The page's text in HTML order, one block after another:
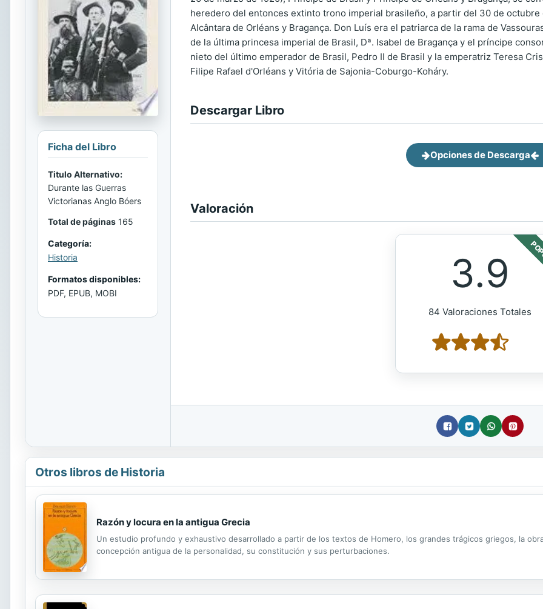
Ficha del Libro
Titulo Alternativo:
Durante las Guerras
Victorianas Anglo Bóers
Total de páginas 165
Categoría:
Historia
Formatos disponibles:
PDF, EPUB, MOBI
heredero del entonces extinto trono imperial brasileño, a partir del 30 de
Alcântara de Orléans y Bragança. Don Luís era el patriarca de la rama de
de la última princesa imperial de Brasil, Dª. Isabel de Bragança y el príncipe
nieto del último emperador de Brasil, Pedro II de Brasil y la emperatriz Teresa
Filipe Rafael d'Orléans y Vitória de Sajonia-Coburgo-Koháry.
Descargar Libro
Opciones de Descarga
Valoración
3.9
84 Valoraciones Totales
Otros libros de Historia
Razón y locura en la antigua Grecia
Un estudio profundo y exhaustivo desarrollado a partir de los textos de Homero, los grandes trágicos griegos, la
concepción antigua de la personalidad, su constitución y sus perturbaciones.